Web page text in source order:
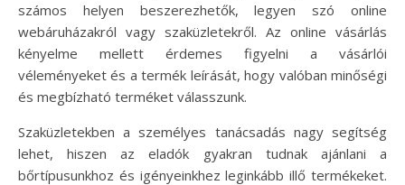
számos helyen beszerezhetők, legyen szó online
webáruházakról vagy szaküzletekről. Az online vásárlás
kényelme mellett érdemes figyelni a vásárlói
véleményeket és a termék leírását, hogy valóban minőségi
és megbízható terméket válasszunk.
Szaküzletekben a személyes tanácsadás nagy segítség
lehet, hiszen az eladók gyakran tudnak ajánlani a
bőrtípusunkhoz és igényeinkhez leginkább illő termékeket.